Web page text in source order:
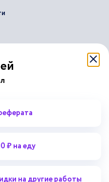
₽ на еду
на другие работы